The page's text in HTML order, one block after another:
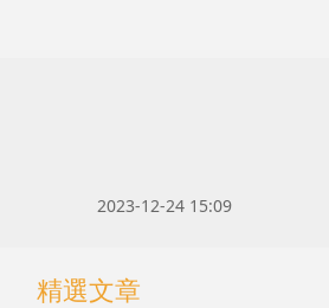
2023-12-24 15:09
精選文章